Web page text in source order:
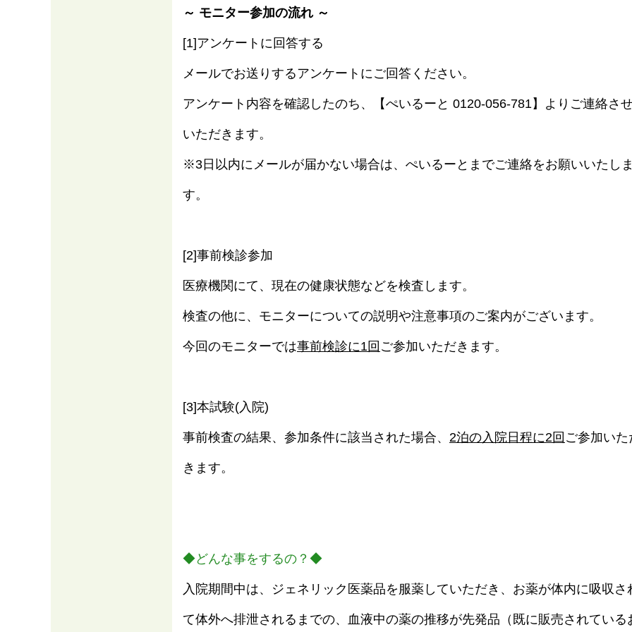
～ モニター参加の流れ ～
[1]アンケートに回答する
メールでお送りするアンケートにご回答ください。
アンケート内容を確認したのち、【ぺいるーと 0120-056-781】よりご連絡さ
いただきます。
※3日以内にメールが届かない場合は、ぺいるーとまでご連絡をお願いいたし
す。
[2]事前検診参加
医療機関にて、現在の健康状態などを検査します。
検査の他に、モニターについての説明や注意事項のご案内がございます。
今回のモニターでは事前検診に1回 ご参加いただきます。
[3]本試験(入院)
事前検査の結果、参加条件に該当された場合、 2泊の入院日程に2回 ご参加いた
きます。
◆どんな事をするの？◆
入院期間中は、ジェネリック医薬品を服薬していただき、お薬が体内に吸収さ
て体外へ排泄されるまでの、血液中の薬の推移が先発品（既に販売されている